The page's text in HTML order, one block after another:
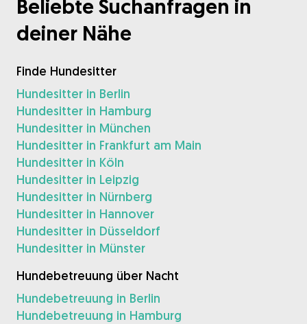
Beliebte Suchanfragen in
deiner Nähe
Finde Hundesitter
Hundesitter in Berlin
Hundesitter in Hamburg
Hundesitter in München
Hundesitter in Frankfurt am Main
Hundesitter in Köln
Hundesitter in Leipzig
Hundesitter in Nürnberg
Hundesitter in Hannover
Hundesitter in Düsseldorf
Hundesitter in Münster
Hundebetreuung über Nacht
Hundebetreuung in Berlin
Hundebetreuung in Hamburg